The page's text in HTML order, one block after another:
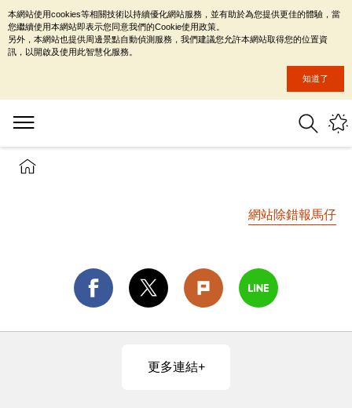
網站除錯報馬仔
更多連結+
本網站使用cookies等相關技術以持續優化網站服務，並有助於為您提供更佳的體驗，當
您繼續使用本網站即表示您同意我們的Cookie使用政策。
另外，本網站也提供周邊景點自動偵測服務，我們建議您允許本網站取得您的位置資
訊，以開啟及使用此智慧化服務。
知道了